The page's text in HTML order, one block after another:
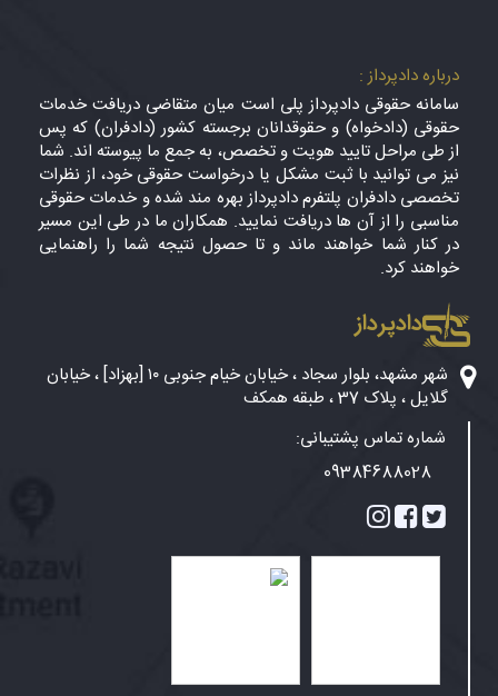
درباره دادپرداز :
سامانه حقوقی دادپرداز پلی است میان متقاضی دریافت خدمات
حقوقی (دادخواه) و حقوقدانان برجسته کشور (دادفران) که پس
از طی مراحل تایید هویت و تخصص، به جمع ما پیوسته اند. شما
نیز می توانید با ثبت مشکل یا درخواست حقوقی خود، از نظرات
تخصصی دادفران پلتفرم دادپرداز بهره مند شده و خدمات حقوقی
مناسبی را از آن ها دریافت نمایید. همکاران ما در طی این مسیر
در کنار شما خواهند ماند و تا حصول نتیجه شما را راهنمایی
خواهند کرد.
دادپرداز
شهر مشهد، بلوار سجاد ، خیابان خیام جنوبی ۱۰ [بهزاد] ، خیابان
گلایل ، پلاک 37 ، طبقه همکف
شماره تماس پشتیبانی:
09384688028